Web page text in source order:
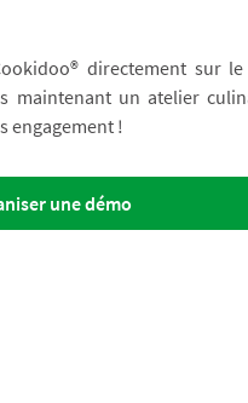
directement sur
maintenant un atelier
engagement !
une démo